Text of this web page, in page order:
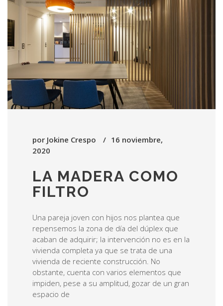
por Jokine Crespo
16 noviembre,
2020
LA MADERA COMO
FILTRO
Una pareja joven con hijos nos plantea que
repensemos la zona de día del dúplex que
acaban de adquirir; la intervención no es en la
vivienda completa ya que se trata de una
vivienda de reciente construcción. No
obstante, cuenta con varios elementos que
impiden, pese a su amplitud, gozar de un gran
espacio de